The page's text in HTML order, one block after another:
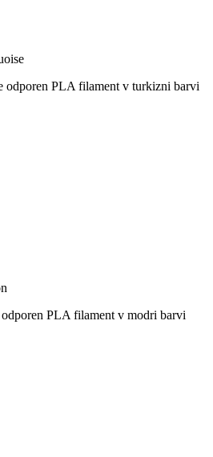
odporen PLA filament v turkizni barvi
odporen PLA filament v modri barvi